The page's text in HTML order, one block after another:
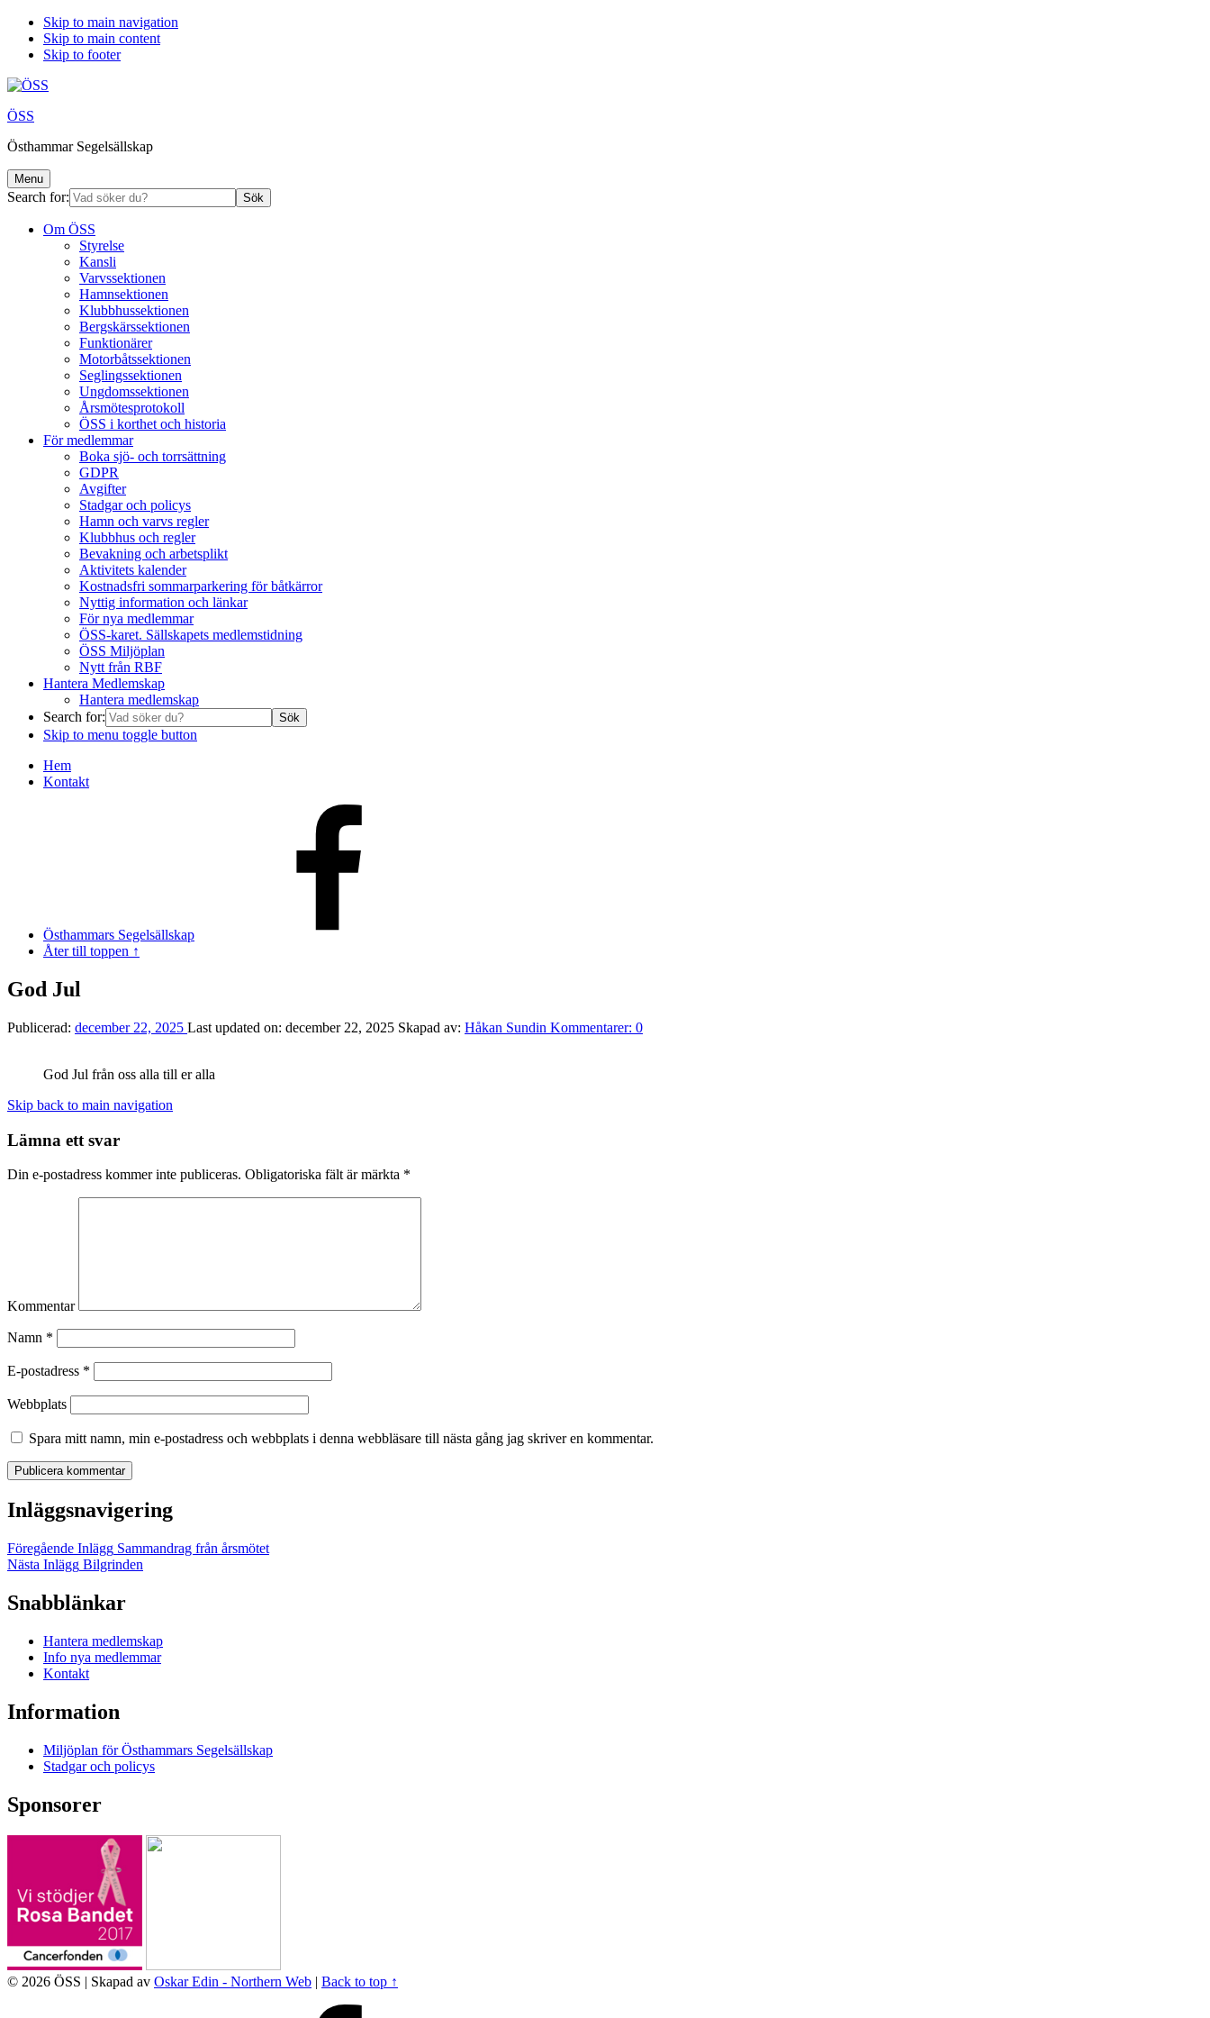
Skip to main navigation
Skip to main content
Skip to footer
ÖSS
Östhammar Segelsällskap
Menu
Search for:
Om ÖSS
Styrelse
Kansli
Varvssektionen
Hamnsektionen
Klubbhussektionen
Bergskärssektionen
Funktionärer
Motorbåtssektionen
Seglingssektionen
Ungdomssektionen
Årsmötesprotokoll
ÖSS i korthet och historia
För medlemmar
Boka sjö- och torrsättning
GDPR
Avgifter
Stadgar och policys
Hamn och varvs regler
Klubbhus och regler
Bevakning och arbetsplikt
Aktivitets kalender
Kostnadsfri sommarparkering för båtkärror
Nyttig information och länkar
För nya medlemmar
ÖSS-karet. Sällskapets medlemstidning
ÖSS Miljöplan
Nytt från RBF
Hantera Medlemskap
Hantera medlemskap
Search for:
Skip to menu toggle button
Hem
Kontakt
Östhammars Segelsällskap
Åter till toppen ↑
God Jul
Publicerad: december 22, 2025 Last updated on: december 22, 2025 Skapad av: Håkan Sundin Kommentarer: 0
God Jul från oss alla till er alla
Skip back to main navigation
Lämna ett svar
Din e-postadress kommer inte publiceras. Obligatoriska fält är märkta *
Kommentar
Namn *
E-postadress *
Webbplats
Spara mitt namn, min e-postadress och webbplats i denna webbläsare till nästa gång jag skriver en kommentar.
Inläggsnavigering
Föregående Inlägg Sammandrag från årsmötet
Nästa Inlägg Bilgrinden
Snabblänkar
Hantera medlemskap
Info nya medlemmar
Kontakt
Information
Miljöplan för Östhammars Segelsällskap
Stadgar och policys
Sponsorer
© 2026 ÖSS | Skapad av Oskar Edin - Northern Web | Back to top ↑